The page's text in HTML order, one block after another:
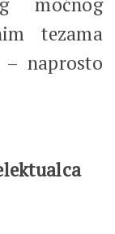
tezama
– naprosto